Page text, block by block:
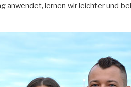
anwendet, lernen wir leichter und